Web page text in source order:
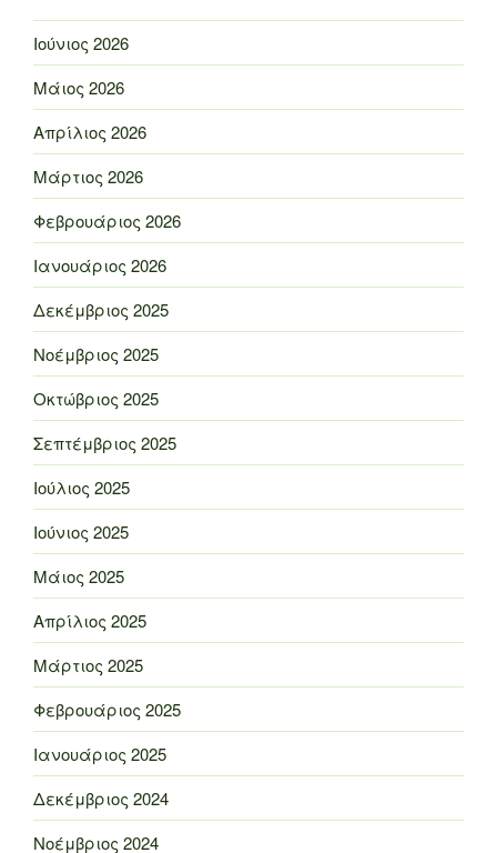
Ιούνιος 2026
Μάιος 2026
Απρίλιος 2026
Μάρτιος 2026
Φεβρουάριος 2026
Ιανουάριος 2026
Δεκέμβριος 2025
Νοέμβριος 2025
Οκτώβριος 2025
Σεπτέμβριος 2025
Ιούλιος 2025
Ιούνιος 2025
Μάιος 2025
Απρίλιος 2025
Μάρτιος 2025
Φεβρουάριος 2025
Ιανουάριος 2025
Δεκέμβριος 2024
Νοέμβριος 2024